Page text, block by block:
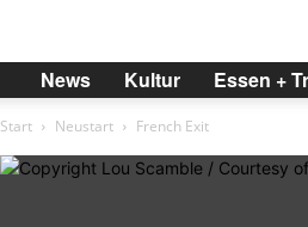
News Kultur Essen +
Start Neustart French Exit